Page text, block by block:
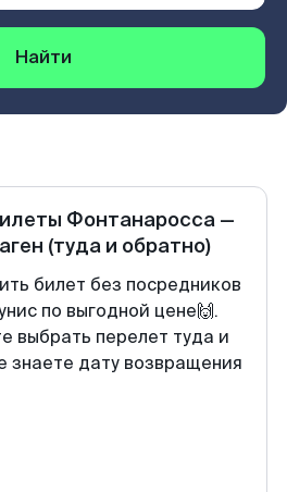
Найти
Фонтанаросса —
(туда и обратно)
билет без посредников
по выгодной цене🙌.
выбрать перелет туда и
знаете дату возвращения